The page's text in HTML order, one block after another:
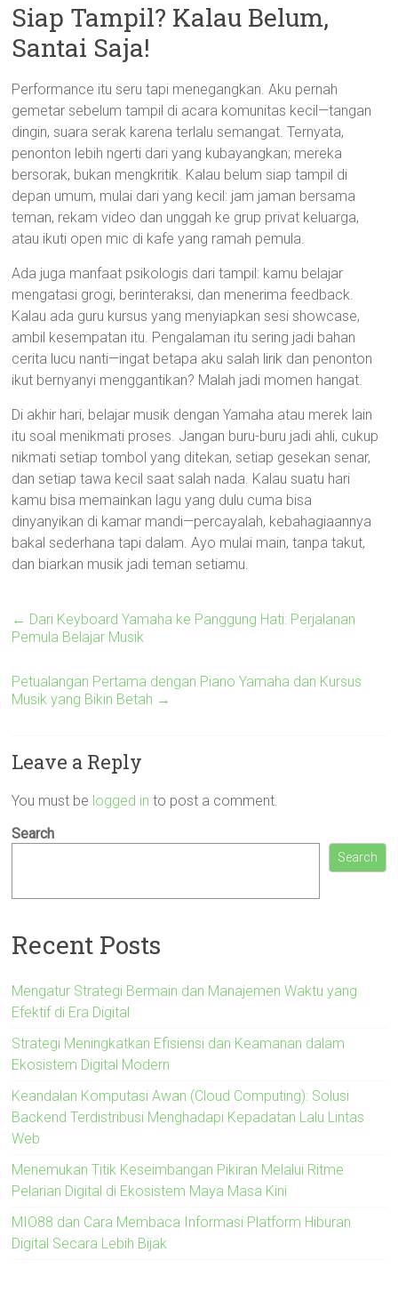
Siap Tampil? Kalau Belum,
Santai Saja!
Performance itu seru tapi menegangkan. Aku pernah
gemetar sebelum tampil di acara komunitas kecil—tangan
dingin, suara serak karena terlalu semangat. Ternyata,
penonton lebih ngerti dari yang kubayangkan; mereka
bersorak, bukan mengkritik. Kalau belum siap tampil di
depan umum, mulai dari yang kecil: jam jaman bersama
teman, rekam video dan unggah ke grup privat keluarga,
atau ikuti open mic di kafe yang ramah pemula.
Ada juga manfaat psikologis dari tampil: kamu belajar
mengatasi grogi, berinteraksi, dan menerima feedback.
Kalau ada guru kursus yang menyiapkan sesi showcase,
ambil kesempatan itu. Pengalaman itu sering jadi bahan
cerita lucu nanti—ingat betapa aku salah lirik dan penonton
ikut bernyanyi menggantikan? Malah jadi momen hangat.
Di akhir hari, belajar musik dengan Yamaha atau merek lain
itu soal menikmati proses. Jangan buru-buru jadi ahli, cukup
nikmati setiap tombol yang ditekan, setiap gesekan senar,
dan setiap tawa kecil saat salah nada. Kalau suatu hari
kamu bisa memainkan lagu yang dulu cuma bisa
dinyanyikan di kamar mandi—percayalah, kebahagiaannya
bakal sederhana tapi dalam. Ayo mulai main, tanpa takut,
dan biarkan musik jadi teman setiamu.
← Dari Keyboard Yamaha ke Panggung Hati: Perjalanan
Pemula Belajar Musik
Petualangan Pertama dengan Piano Yamaha dan Kursus
Musik yang Bikin Betah →
Leave a Reply
You must be logged in to post a comment.
Search
Search
Recent Posts
Mengatur Strategi Bermain dan Manajemen Waktu yang
Efektif di Era Digital
Strategi Meningkatkan Efisiensi dan Keamanan dalam
Ekosistem Digital Modern
Keandalan Komputasi Awan (Cloud Computing): Solusi
Backend Terdistribusi Menghadapi Kepadatan Lalu Lintas
Web
Menemukan Titik Keseimbangan Pikiran Melalui Ritme
Pelarian Digital di Ekosistem Maya Masa Kini
MIO88 dan Cara Membaca Informasi Platform Hiburan
Digital Secara Lebih Bijak